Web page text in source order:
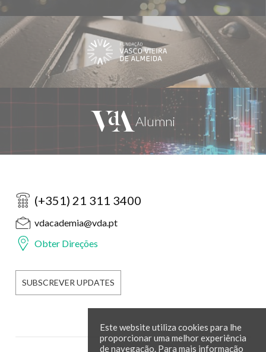
(+351) 21 311 3400
vdacademia@vda.pt
Obter Direções
SUBSCREVER UPDATES
Este website utiliza cookies para lhe
proporcionar uma melhor experiência
de navegação. Para mais informação